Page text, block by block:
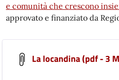
e comunità che crescono
approvato e finanziato da
La locandina (pdf - 3